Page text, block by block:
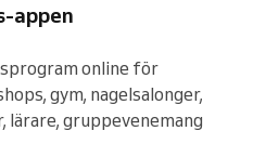
appen
online för
gym, nagelsalonger,
gruppevenemang